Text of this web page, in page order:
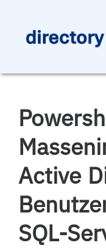
Active
SQL-